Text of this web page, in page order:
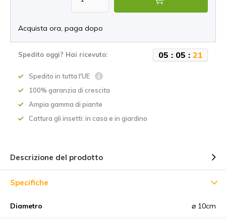
Acquista ora, paga dopo
Spedito oggi? Hai ricevuto: 05 : 05 : 21
Spedito in tutta l'UE
100% garanzia di crescita
Ampia gamma di piante
Cattura gli insetti: in casa e in giardino
Descrizione del prodotto
Specifiche
Diametro ⌀ 10cm